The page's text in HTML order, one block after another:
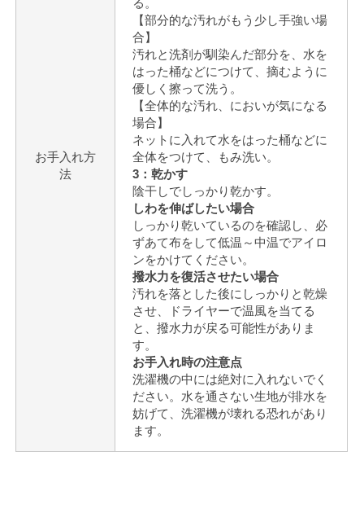
お手入れ方
法
【部分的な汚れがもう少し手強い場
合】
汚れと洗剤が馴染んだ部分を、水を
はった桶などにつけて、摘むように
優しく擦って洗う。
【全体的な汚れ、においが気になる
場合】
ネットに入れて水をはった桶などに
全体をつけて、もみ洗い。
3：乾かす
陰干しでしっかり乾かす。
しわを伸ばしたい場合
しっかり乾いているのを確認し、必
ずあて布をして低温～中温でアイロ
ンをかけてください。
撥水力を復活させたい場合
汚れを落とした後にしっかりと乾燥
させ、ドライヤーで温風を当てる
と、撥水力が戻る可能性がありま
す。
お手入れ時の注意点
洗濯機の中には絶対に入れないでく
ださい。水を通さない生地が排水を
妨げて、洗濯機が壊れる恐れがあり
ます。